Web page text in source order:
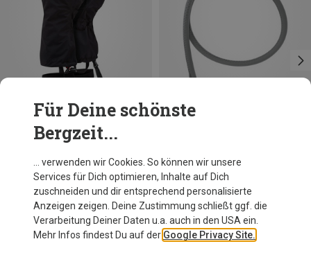
Du sparst 31%
Für Deine schönste
Bergzeit...
… verwenden wir Cookies. So können wir unsere
Services für Dich optimieren, Inhalte auf Dich
zuschneiden und dir entsprechend personalisierte
Anzeigen zeigen. Deine Zustimmung schließt ggf. die
Verarbeitung Deiner Daten u.a. auch in den USA ein.
Mehr Infos findest Du auf der Google Privacy Site.